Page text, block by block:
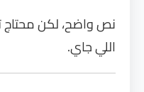
نص واضح، لكن
اللي جاي.